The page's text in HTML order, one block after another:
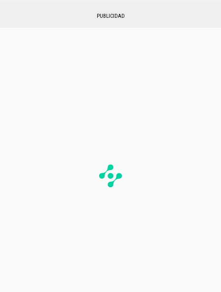
PUBLICIDAD